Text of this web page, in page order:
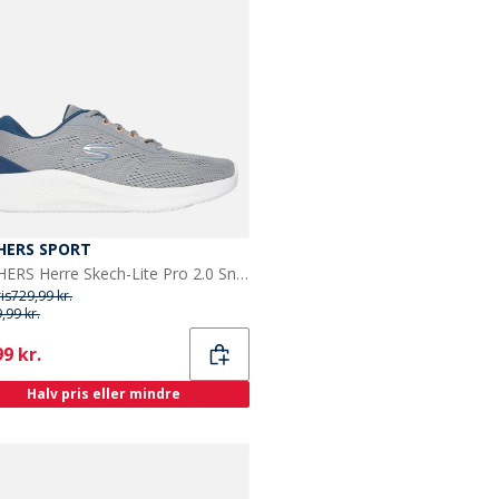
SPORT
SKECHERS Herre Skech-Lite Pro 2.0 Sneakers Grå Gray
729,99 kr.
kr.
kr.
Halv pris eller mindre